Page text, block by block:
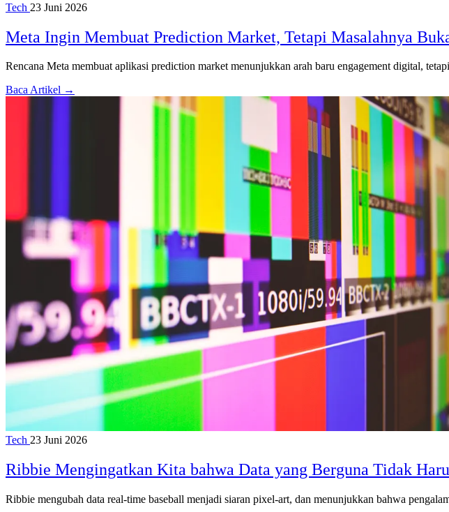
Tech 23 Juni 2026
Meta Ingin Membuat Prediction Market, Tetapi Masalahnya
Rencana Meta membuat aplikasi prediction market menunjukkan arah baru engagement digital,
Baca Artikel →
Tech 23 Juni 2026
Ribbie Mengingatkan Kita bahwa Data yang Berguna Tidak
Ribbie mengubah data real-time baseball menjadi siaran pixel-art, dan menunjukkan bahwa